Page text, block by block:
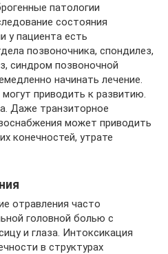
патологии
состояния
у пациента есть
позвоночника, спондилез,
синдром позвоночной
начинать лечение.
приводить к развитию.
Даже транзиторное
может приводить
конечностей, утрате
отравления часто
головной болью с
и глаза. Интоксикация
в структурах